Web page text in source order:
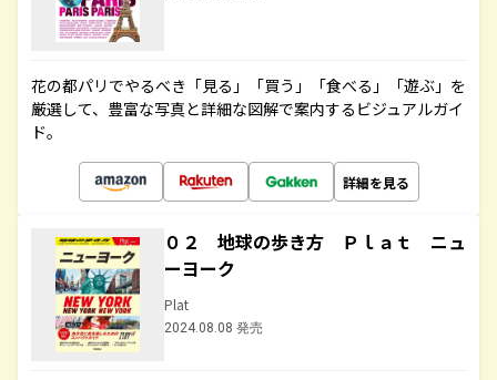
花の都パリでやるべき「見る」「買う」「食べる」「遊ぶ」を
厳選して、豊富な写真と詳細な図解で案内するビジュアルガイ
ド。
詳細を見る
０２ 地球の歩き方 Ｐｌａｔ ニュ
ーヨーク
Plat
2024.08.08 発売